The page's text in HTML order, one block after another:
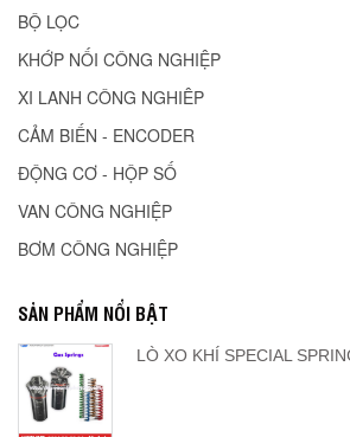
BỘ LỌC
KHỚP NỐI CÔNG NGHIỆP
XI LANH CÔNG NGHIÊP
CẢM BIẾN - ENCODER
ĐỘNG CƠ - HỘP SỐ
VAN CÔNG NGHIỆP
BƠM CÔNG NGHIỆP
SẢN PHẨM NỔI BẬT
LÒ XO KHÍ SPECIAL